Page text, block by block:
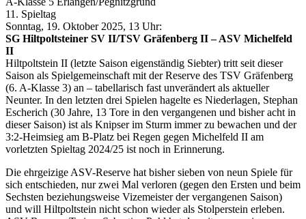
11. Spieltag
Sonntag, 19. Oktober 2025, 13 Uhr:
SG Hiltpoltsteiner SV II/TSV Gräfenberg II – ASV Michelfeld
II
Hiltpoltstein II (letzte Saison eigenständig Siebter) tritt seit dieser
Saison als Spielgemeinschaft mit der Reserve des TSV Gräfenberg
(6. A-Klasse 3) an – tabellarisch fast unverändert als aktueller
Neunter. In den letzten drei Spielen hagelte es Niederlagen, Stephan
Escherich (30 Jahre, 13 Tore in den vergangenen und bisher acht in
dieser Saison) ist als Knipser im Sturm immer zu bewachen und der
3:2-Heimsieg am B-Platz bei Regen gegen Michelfeld II am
vorletzten Spieltag 2024/25 ist noch in Erinnerung.
Die ehrgeizige ASV-Reserve hat bisher sieben von neun Spiele für
sich entschieden, nur zwei Mal verloren (gegen den Ersten und beim
Sechsten beziehungsweise Vizemeister der vergangenen Saison)
und will Hiltpoltstein nicht schon wieder als Stolperstein erleben.